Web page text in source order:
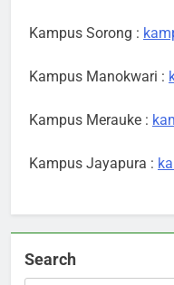
Kampus Sorong :
Kampus Manokwari :
Kampus Merauke :
Kampus Jayapura :
Search